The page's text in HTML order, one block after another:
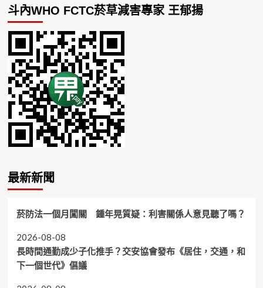
斗內WHO FCTC菸草減害專家 王郁揚
最新新聞
菸防法一個月闖關 鍾年晃質疑：利害關係人意見聽了嗎？
2026-08-08
長時間通勤成少子化推手？交安協會發布《居住，交通，和
下一個世代》倡議